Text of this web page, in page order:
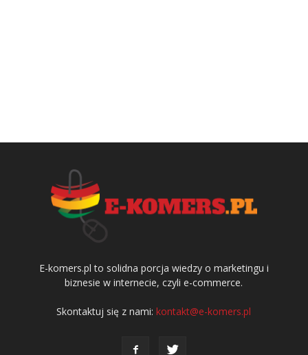
E-komers.pl to solidna porcja wiedzy o marketingu i
biznesie w internecie, czyli e-commerce.
Skontaktuj się z nami:kontakt@e-komers.pl